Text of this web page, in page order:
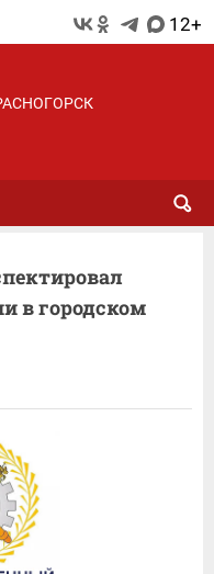
12+
в городском